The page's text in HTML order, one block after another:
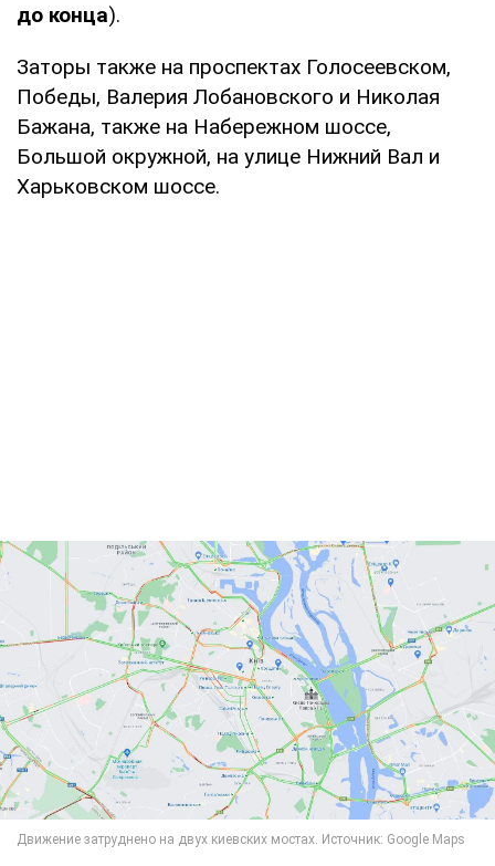
до конца).
Заторы также на проспектах Голосеевском,
Победы, Валерия Лобановского и Николая
Бажана, также на Набережном шоссе,
Большой окружной, на улице Нижний Вал и
Харьковском шоссе.